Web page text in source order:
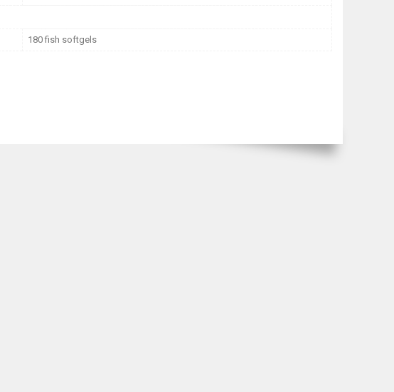
180 fish softgels